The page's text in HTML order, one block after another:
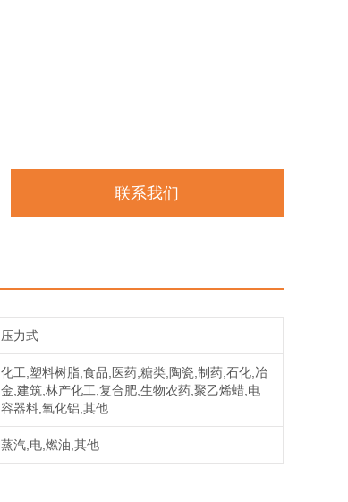
联系我们
压力式
化工,塑料树脂,食品,医药,糖类,陶瓷,制药,石化,冶
金,建筑,林产化工,复合肥,生物农药,聚乙烯蜡,电
容器料,氧化铝,其他
蒸汽,电,燃油,其他